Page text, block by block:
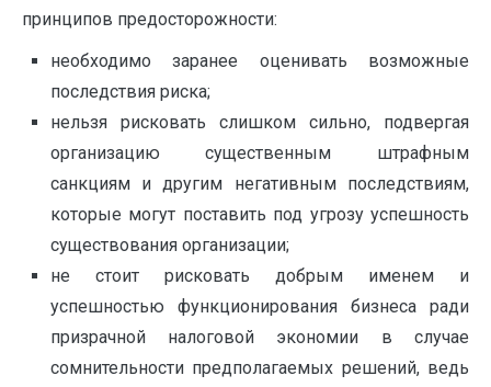
принципов предосторожности:
необходимо заранее оценивать возможные
последствия риска;
нельзя рисковать слишком сильно, подвергая
организацию существенным штрафным
санкциям и другим негативным по­следствиям,
которые могут поставить под угрозу успешность
существования организации;
не стоит рисковать добрым именем и
успешностью функционирования бизнеса ради
призрачной налоговой экономии в слу­чае
сомнительности предполагаемых решений, ведь